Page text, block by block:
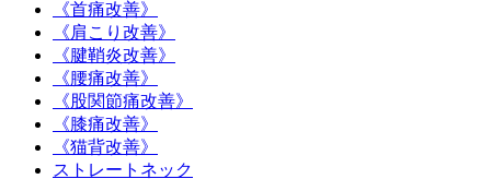
《首痛改善》
《肩こり改善》
《腱鞘炎改善》
《腰痛改善》
《股関節痛改善》
《膝痛改善》
《猫背改善》
ストレートネック